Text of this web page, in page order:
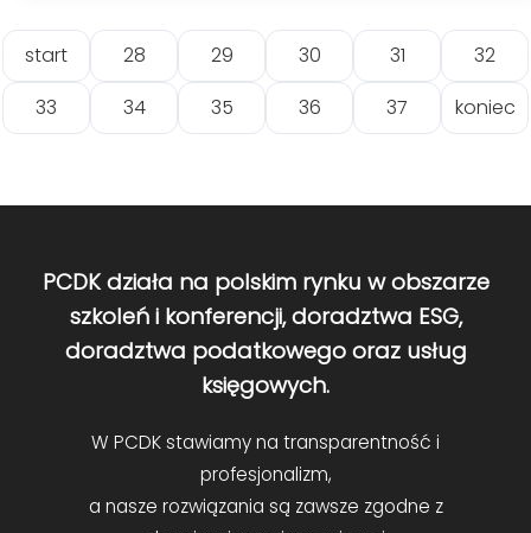
start 28 29 30 31
32
33
34 35 36 37 koniec
PCDK działa na polskim rynku w obszarze
szkoleń i konferencji, doradztwa ESG,
doradztwa podatkowego oraz usług
księgowych.
W PCDK stawiamy na transparentność i
profesjonalizm,
a nasze rozwiązania są zawsze zgodne z